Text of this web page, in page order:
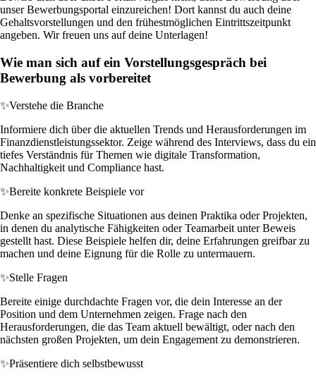
unser Bewerbungsportal einzureichen! Dort kannst du auch deine
Gehaltsvorstellungen und den frühestmöglichen Eintrittszeitpunkt
angeben. Wir freuen uns auf deine Unterlagen!
Wie man sich auf ein Vorstellungsgespräch bei
Bewerbung als vorbereitet
✨Verstehe die Branche
Informiere dich über die aktuellen Trends und Herausforderungen im
Finanzdienstleistungssektor. Zeige während des Interviews, dass du ein
tiefes Verständnis für Themen wie digitale Transformation,
Nachhaltigkeit und Compliance hast.
✨Bereite konkrete Beispiele vor
Denke an spezifische Situationen aus deinen Praktika oder Projekten,
in denen du analytische Fähigkeiten oder Teamarbeit unter Beweis
gestellt hast. Diese Beispiele helfen dir, deine Erfahrungen greifbar zu
machen und deine Eignung für die Rolle zu untermauern.
✨Stelle Fragen
Bereite einige durchdachte Fragen vor, die dein Interesse an der
Position und dem Unternehmen zeigen. Frage nach den
Herausforderungen, die das Team aktuell bewältigt, oder nach den
nächsten großen Projekten, um dein Engagement zu demonstrieren.
✨Präsentiere dich selbstbewusst